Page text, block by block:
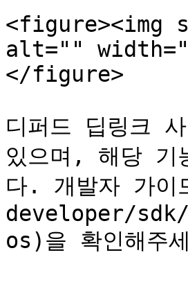
<figure><img
alt=""
</figure>
디퍼드 딥링크
있으며, 해당 기
다. 개발자 가
developer/